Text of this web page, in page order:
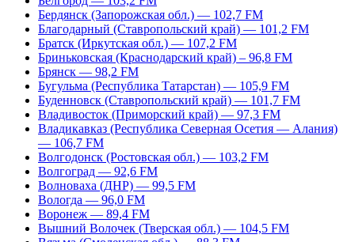
Бердянск (Запорожская обл.) — 102,7 FM
Благодарный (Ставропольский край) — 101,2 FM
Братск (Иркутская обл.) — 107,2 FM
Бриньковская (Краснодарский край) – 96,8 FM
Брянск — 98,2 FM
Бугульма (Республика Татарстан) — 105,9 FM
Буденновск (Ставропольский край) — 101,7 FM
Владивосток (Приморский край) — 97,3 FM
Владикавказ (Республика Северная Осетия — Алания)
— 106,7 FM
Волгодонск (Ростовская обл.) — 103,2 FM
Волгоград — 92,6 FM
Волноваха (ДНР) — 99,5 FM
Вологда — 96,0 FM
Воронеж — 89,4 FM
Вышний Волочек (Тверская обл.) — 104,5 FM